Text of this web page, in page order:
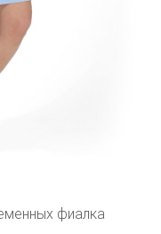
фиалка